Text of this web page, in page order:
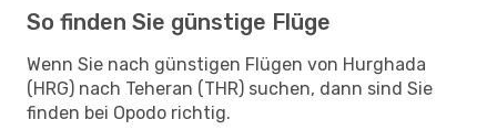
So finden Sie günstige Flüge
Wenn Sie nach günstigen Flügen von Hurghada
(HRG) nach Teheran (THR) suchen, dann sind Sie
finden bei Opodo richtig.